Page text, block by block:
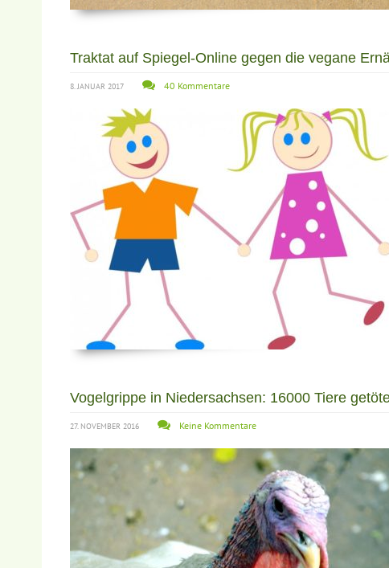
Traktat auf Spiegel-Online gegen die vegane
8. JANUAR 2017 40 Kommentare
Vogelgrippe in Niedersachsen: 16000 Tiere
27. NOVEMBER 2016 Keine Kommentare